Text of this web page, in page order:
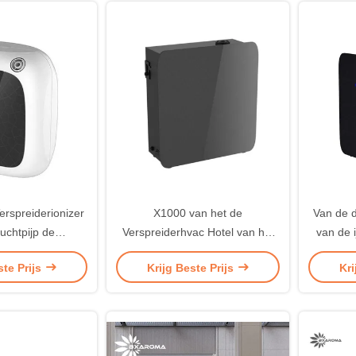
de
van de het
bevochtigt
Prijs
X1000 van het de
Verspreiderhvac Hotel van het
Luchtaroma van de de
Geurverspreider de Zwarte van
Krijg Beste Prijs
Van de
van de
het